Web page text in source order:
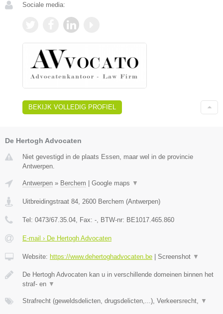
Sociale media:
BEKIJK VOLLEDIG PROFIEL
De Hertogh Advocaten
Niet gevestigd in de plaats Essen, maar wel in de provincie
Antwerpen.
Antwerpen » Berchem | Google maps ▼
Uitbreidingstraat 84 2600 Berchem (Antwerpen)
Tel: 0473/67.35.04 , Fax: - , BTW-nr: BE1017.465.860
E-mail › De Hertogh Advocaten
Website: https://www.dehertoghadvocaten.be | Screenshot ▼
De Hertogh Advocaten kan u in verschillende domeinen binnen het
straf- en ▼
Strafrecht (geweldsdelicten, drugsdelicten,...), Verkeersrecht, ▼